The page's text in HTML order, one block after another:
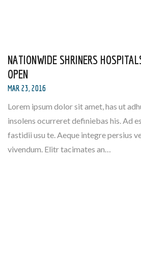
NATIONWIDE SHRINERS
OPEN
MAR 23, 2016
Lorem ipsum dolor sit amet, has ut
insolens ocurreret definiebas his. Ad
fastidii usu te. Aeque integre persius
vivendum. Elitr tacimates an…